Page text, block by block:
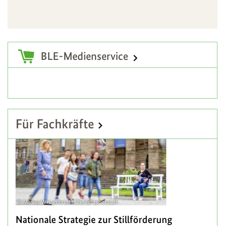
Zusatzinformationen
BLE-Medienservice
Für Fachkräfte
Markus W. Lambrecht/Skylightphotos.de
Nationale Strategie zur Stillförderung